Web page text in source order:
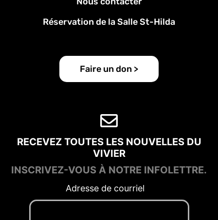
Réservation de la Salle St-Hilda
Faire un don >
RECEVEZ TOUTES LES NOUVELLES DU
VIVIER
INSCRIVEZ-VOUS À NOTRE INFOLETTRE.
Adresse de courriel